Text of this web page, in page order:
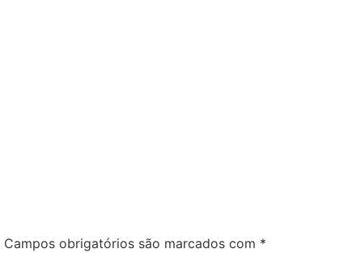
Campos obrigatórios são marcados com *